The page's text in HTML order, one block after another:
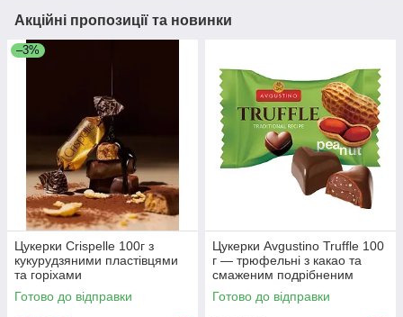
Акційні пропозиції та новинки
–3%
Цукерки Crispelle 100г з
кукурудзяними пластівцями
та горіхами
Готово до відправки
Цукерки Avgustino Truffle 100
г — трюфельні з какао та
смаженим подрібненим
арахісом
Готово до відправки